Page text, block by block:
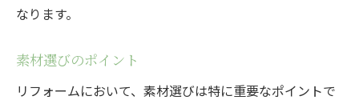
ペットの動線を考慮したレイアウト
ペット用安全フェンスの活用法
なります。
素材選びのポイント
リフォームにおいて、素材選びは特に重要なポイントで